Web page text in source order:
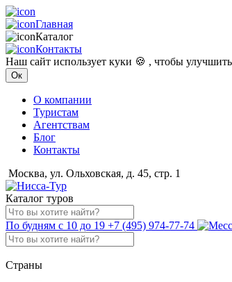
Главная
Каталог
Контакты
Наш сайт использует куки 🍪 , чтобы
Ок
О компании
Туристам
Агентствам
Блог
Контакты
Москва, ул. Ольховская, д. 45, стр. 1
Каталог туров
По будням с 10 до 19 +7 (495) 974-77-74
Страны